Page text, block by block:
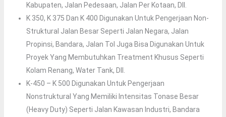
Kabupaten, Jalan Pedesaan, Jalan Per Kotaan, Dll.
K 350, K 375 Dan K 400 Digunakan Untuk Pengerjaan Non-
Struktural Jalan Besar Seperti Jalan Negara, Jalan
Propinsi, Bandara, Jalan Tol Juga Bisa Digunakan Untuk
Proyek Yang Membutuhkan Treatment Khusus Seperti
Kolam Renang, Water Tank, Dll.
K-450 – K 500 Digunakan Untuk Pengerjaan
Nonstruktural Yang Memiliki Intensitas Tonase Besar
(heavy Duty) Seperti Jalan Kawasan Industri, Bandara